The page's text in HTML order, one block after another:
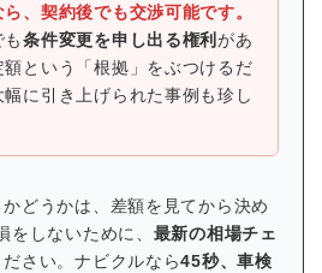
ら、契約後でも交渉可能です。
も条件変更を申し出る権利があ
額という「根拠」をぶつけるだ
に引き上げられた事例も珍し
どうかは、差額を見てから決め
をしないために、 最新の相場チェ
さい。ナビクルなら45秒、車検